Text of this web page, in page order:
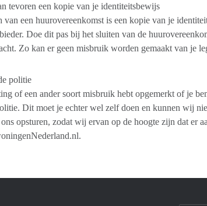
tevoren een kopie van je identiteitsbewijs
van een huurovereenkomst is een kopie van je
Doe dit pas bij het sluiten van de
Zo kan er geen misbruik worden gemaakt van je
politie
of een ander soort misbruik hebt opgemerkt of je
Dit moet je echter wel zelf doen en kunnen wij
opsturen, zodat wij ervan op de hoogte zijn dat er